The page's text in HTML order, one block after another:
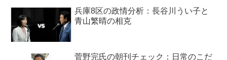
兵庫8区の政情分析：長谷川うい子と
青山繁晴の相克
菅野完氏の朝刊チェック：日常のこだ